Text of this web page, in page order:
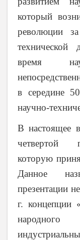
который
революции
технической
время
в середине
научно-
В настоящее
четвертой
которую
Данное
презентации
г. концепции